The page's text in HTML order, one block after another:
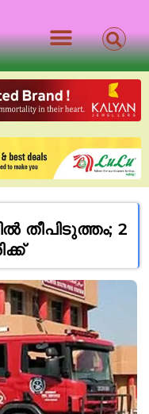
തീപിടുത്തം; 2